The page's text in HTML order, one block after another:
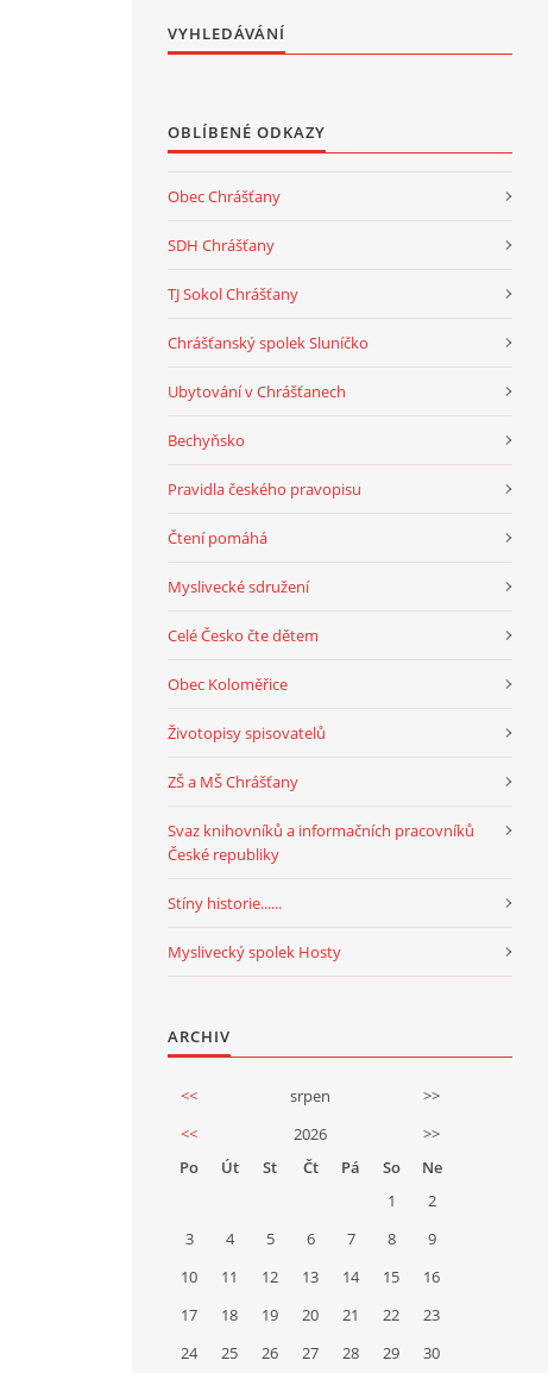
VYHLEDÁVÁNÍ
OBLÍBENÉ ODKAZY
Obec Chrášťany
SDH Chrášťany
TJ Sokol Chrášťany
Chrášťanský spolek Sluníčko
Ubytování v Chrášťanech
Bechyňsko
Pravidla českého pravopisu
Čtení pomáhá
Myslivecké sdružení
Celé Česko čte dětem
Obec Koloměřice
Životopisy spisovatelů
ZŠ a MŠ Chrášťany
Svaz knihovníků a informačních pracovníků
České republiky
Stíny historie......
Myslivecký spolek Hosty
ARCHIV
<< srpen
>>
<<
2026
>>
Po
Út St Čt Pá So
Ne
1
2
3
4 5 6 7 8
9
10
11 12 13 14 15
16
17
18 19 20 21 22
23
24
25 26 27 28 29 30